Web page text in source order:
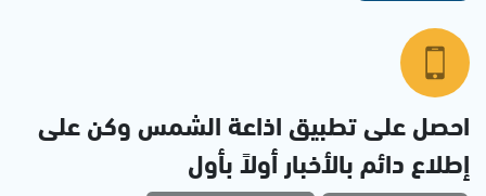
احصل على تطبيق اذاعة الشمس وكن على
إطلاع دائم بالأخبار أولاً بأول